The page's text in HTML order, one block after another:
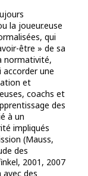
la joueur.euse
qui
être » de sa
normativité,
accorder une
et
coachs et
des
à un
impliqués
(Mauss,
des
2001, 2007
avec des